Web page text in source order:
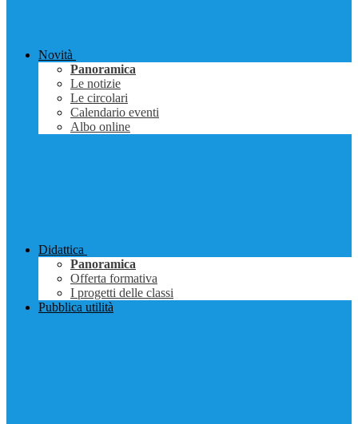
Novità
Panoramica
Le notizie
Le circolari
Calendario eventi
Albo online
Didattica
Panoramica
Offerta formativa
I progetti delle classi
Pubblica utilità